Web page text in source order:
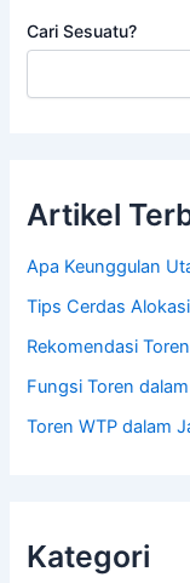
Cari Sesuatu?
Artikel
Apa Keunggulan
Tips Cerdas
Rekomendasi
Fungsi Toren
Toren WTP dalam
Kategori